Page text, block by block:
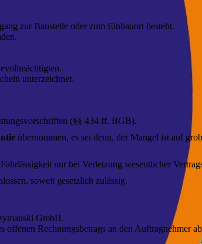
zur Baustelle oder zum Einbauort besteht.
unterzeichnet.
(§§ 434 ff. BGB).
übernommen, es sei denn, der Mangel ist auf
nur bei Verletzung wesentlicher
soweit gesetzlich zulässig.
GmbH.
Rechnungsbetrags an den Auftragnehmer